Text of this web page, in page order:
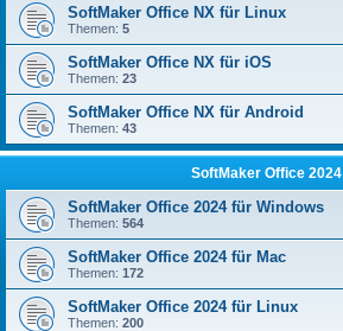
SoftMaker Office NX für Linux
Themen: 5
SoftMaker Office NX für iOS
Themen: 23
SoftMaker Office NX für Android
Themen: 43
SoftMaker Office 2024
SoftMaker Office 2024 für Windows
Themen: 564
SoftMaker Office 2024 für Mac
Themen: 172
SoftMaker Office 2024 für Linux
Themen: 200